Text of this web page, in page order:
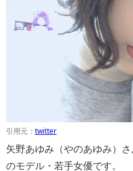
引用元： twitter
矢野あゆみ（やのあゆみ）
のモデル・若手女優です。